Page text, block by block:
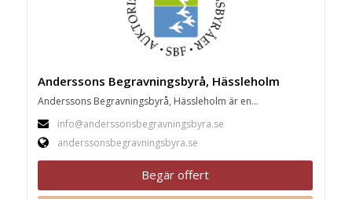
Anderssons Begravningsbyrå, Hässleholm
Anderssons Begravningsbyrå, Hässleholm är en...
info@anderssonsbegravningsbyra.se
anderssonsbegravningsbyra.se
Begär offert